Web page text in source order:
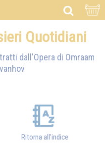
Quotidiani
dall'Opera di Omraam
Ritorna all'indice